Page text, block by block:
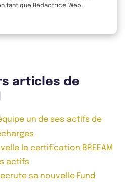
tant que Rédactrice Web.
articles de
un de ses actifs de
la certification BREEAM
actifs
sa nouvelle Fund